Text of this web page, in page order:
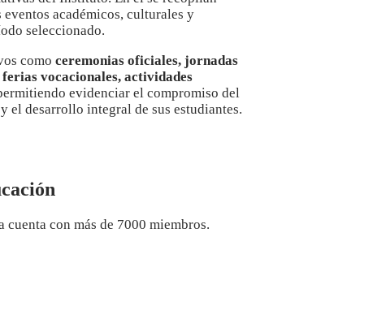
académicos, culturales y
seleccionado.
como ceremonias oficiales, jornadas
vocacionales, actividades
evidenciar el compromiso del
desarrollo integral de sus estudiantes.
cuenta con más de 7000 miembros.